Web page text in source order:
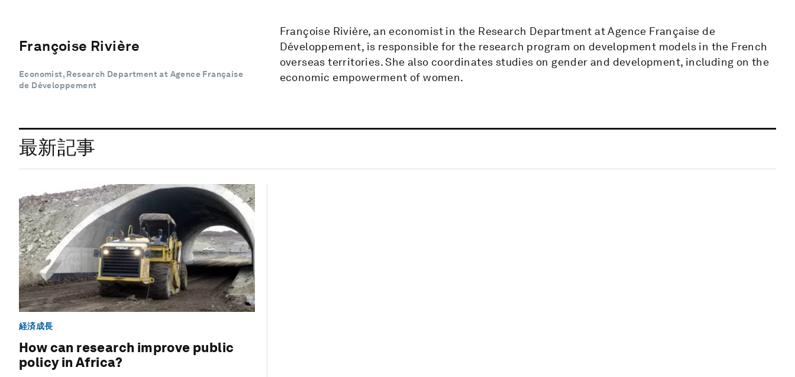
Françoise Rivière
Economist, Research Department at Agence Française
de Développement
Françoise Rivière, an economist in the Research Department at Agence Française de
Développement, is responsible for the research program on development models in the French
overseas territories. She also coordinates studies on gender and development, including on the
economic empowerment of women.
最新記事
経済成長
How can research improve public
policy in Africa?